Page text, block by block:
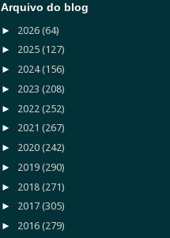
Arquivo do blog
► 2026 (64)
► 2025 (127)
► 2024(156)
► 2023 (208)
► 2022 (252)
► 2021 (267)
► 2020 (242)
► 2019 (290)
► 2018 (271)
► 2017 (305)
► 2016 (279)